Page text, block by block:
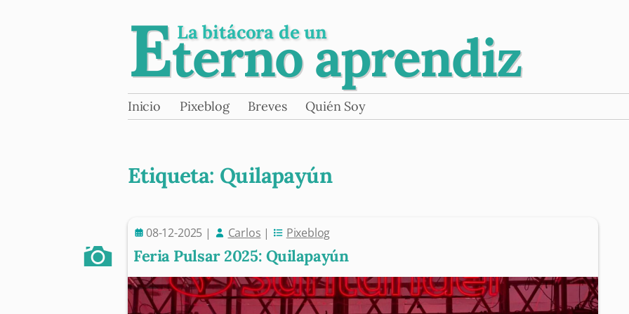
Eterno aprendiz
La bitácora de un
Skip
Inicio Pixeblog Breves Quién Soy
Etiqueta: Quilapayún
Post navigation
08-12-2025 | Carlos | Pixeblog
Feria Pulsar 2025: Quilapayún